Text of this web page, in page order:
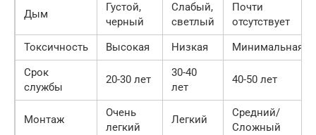
Дым
Густой,
черный
Слабый,
светлый
Почти
отсутствует
Токсичность
Высокая Низкая
Минимальная
Срок
службы
20-30 лет
30-40
лет
40-50 лет
Монтаж
Очень
легкий
Легкий
Средний/
Сложный